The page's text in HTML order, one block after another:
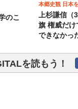
のこ
本郷史観 日本
上杉謙信（
旗 権威だけ
できなかっ
を読もう！